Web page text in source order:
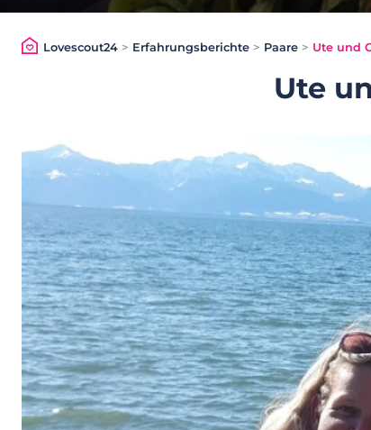
Lovescout24> Erfahrungsberichte > Paare > Ute und
Ute